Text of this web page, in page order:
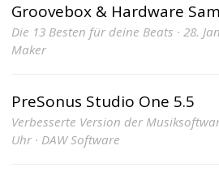
Groovebox & Hardware
Die 13 Besten für deine Beats · 28.
Maker
PreSonus Studio One 5.5
Verbesserte Version der
Uhr · DAW Software